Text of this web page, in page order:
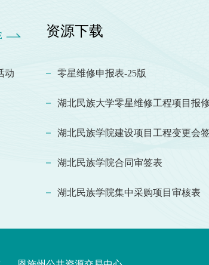
动
资源下载
零星维修申报表-25版
湖北民族大学零星维修工程项目报
湖北民族学院建设项目工程变更会
湖北民族学院合同审签表
湖北民族学院集中采购项目审核表